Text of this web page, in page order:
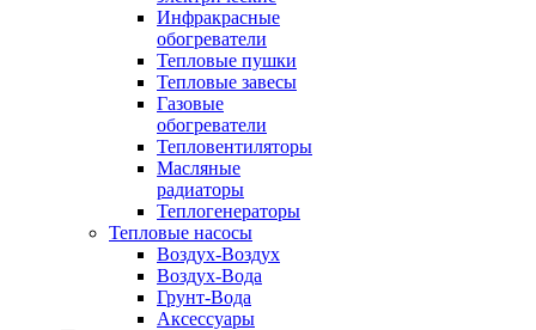
Инфракрасные
обогреватели
Тепловые пушки
Тепловые завесы
Газовые
обогреватели
Тепловентиляторы
Масляные
радиаторы
Теплогенераторы
Тепловые насосы
Воздух-Воздух
Воздух-Вода
Грунт-Вода
Аксессуары